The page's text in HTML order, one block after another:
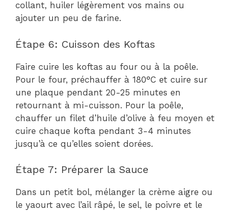
collant, huiler légèrement vos mains ou
ajouter un peu de farine.
Étape 6: Cuisson des Koftas
Faire cuire les koftas au four ou à la poêle.
Pour le four, préchauffer à 180°C et cuire sur
une plaque pendant 20-25 minutes en
retournant à mi-cuisson. Pour la poêle,
chauffer un filet d’huile d’olive à feu moyen et
cuire chaque kofta pendant 3-4 minutes
jusqu’à ce qu’elles soient dorées.
Étape 7: Préparer la Sauce
Dans un petit bol, mélanger la crème aigre ou
le yaourt avec l’ail râpé, le sel, le poivre et le